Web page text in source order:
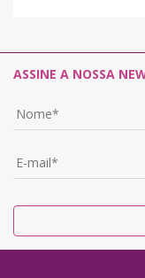
ASSINE A NOSSA